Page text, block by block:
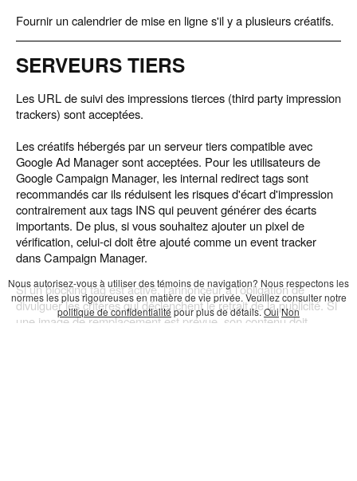
Fournir un calendrier de mise en ligne s'il y a plusieurs créatifs.
SERVEURS TIERS
Les URL de suivi des impressions tierces (third party impression
trackers) sont acceptées.
Les créatifs hébergés par un serveur tiers compatible avec
Google Ad Manager sont acceptées. Pour les utilisateurs de
Google Campaign Manager, les internal redirect tags sont
recommandés car ils réduisent les risques d'écart d'impression
contrairement aux tags INS qui peuvent générer des écarts
importants. De plus, si vous souhaitez ajouter un pixel de
vérification, celui-ci doit être ajouté comme un event tracker
dans Campaign Manager.
Si un blocking tag est activé, l'annonceur a l'obligation de
divulguer les critères qui déclenchent le retrait de la publicité. Si
une image de remplacement est prévue, son contenu doit
Nous autorisez-vous à utiliser des témoins de navigation? Nous respectons les
normes les plus rigoureuses en matière de vie privée. Veuillez consulter notre
politique de confidentialité pour plus de détails.Oui Non